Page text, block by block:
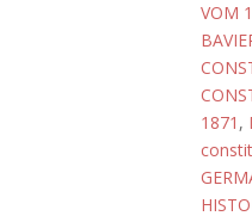
VOM
1871 ,